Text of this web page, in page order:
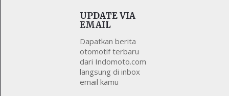
UPDATE VIA
EMAIL
Dapatkan berita
otomotif terbaru
dari Indomoto.com
langsung di inbox
email kamu